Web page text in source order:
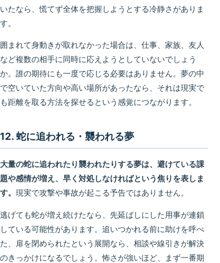
いたなら、慌てず全体を把握しようとする冷静さがありま
す。
囲まれて身動きが取れなかった場合は、仕事、家族、友人
など複数の相手に同時に応えようとしていないでしょう
か。誰の期待にも一度で応じる必要はありません。夢の中
で空いていた方向や高い場所があったなら、それは現実で
も距離を取る方法を探せるという感覚につながります。
12. 蛇に追われる・襲われる夢
大量の蛇に追われたり襲われたりする夢は、避けている課
題や感情が増え、早く対処しなければという焦りを表しま
す。 現実で攻撃や事故が起こる予告ではありません。
逃げても蛇が増え続けたなら、先延ばしにした用事が連鎖
している可能性があります。追いつかれる前に助けを呼べ
た、扉を閉められたという展開なら、相談や線引きが解決
のきっかけになるでしょう。怖さが強いほど、まず一番期